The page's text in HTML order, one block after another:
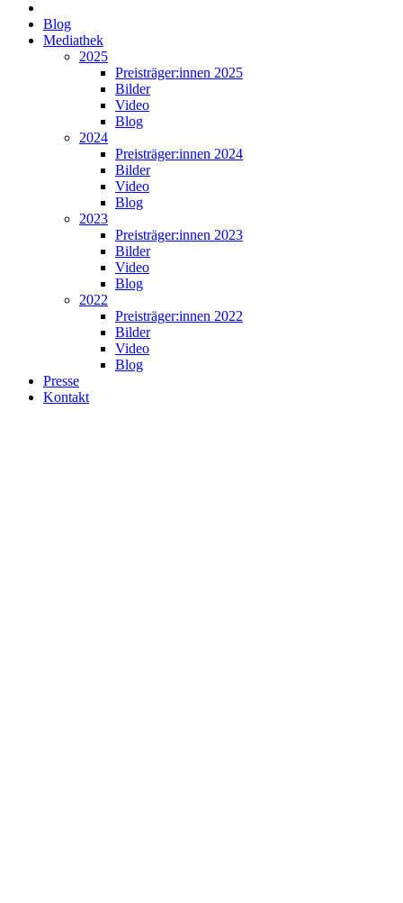
Blog
Mediathek
2025
Preisträger:innen 2025
Bilder
Video
Blog
2024
Preisträger:innen 2024
Bilder
Video
Blog
2023
Preisträger:innen 2023
Bilder
Video
Blog
2022
Preisträger:innen 2022
Bilder
Video
Blog
Presse
Kontakt